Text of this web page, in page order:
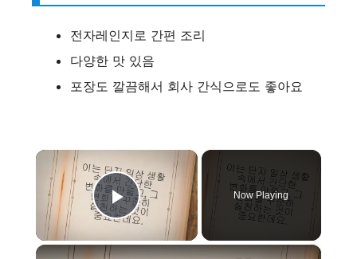
전자레인지로 간편 조리
다양한 맛 있음
포장도 깔끔해서 회사 간식으로도 좋아요
×
Play Video
Now Playing
×